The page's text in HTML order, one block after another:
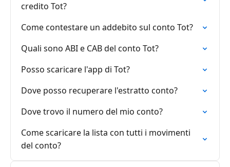
credito Tot?
Come contestare un addebito sul conto Tot?
Quali sono ABI e CAB del conto Tot?
Posso scaricare l'app di Tot?
Dove posso recuperare l'estratto conto?
Dove trovo il numero del mio conto?
Come scaricare la lista con tutti i movimenti
del conto?